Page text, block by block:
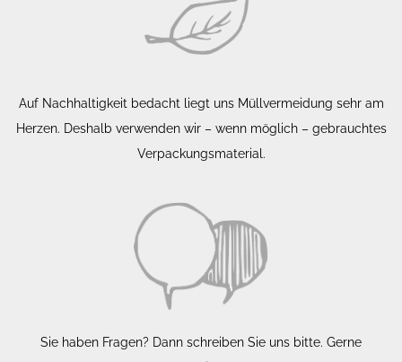
Auf Nachhaltigkeit bedacht liegt uns Müllvermeidung sehr am
Herzen. Deshalb verwenden wir – wenn möglich – gebrauchtes
Verpackungsmaterial.
Sie haben Fragen? Dann schreiben Sie uns bitte. Gerne